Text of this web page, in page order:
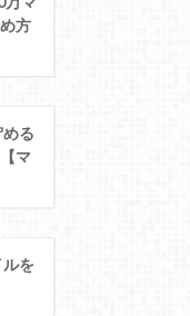
方
る
マ
を